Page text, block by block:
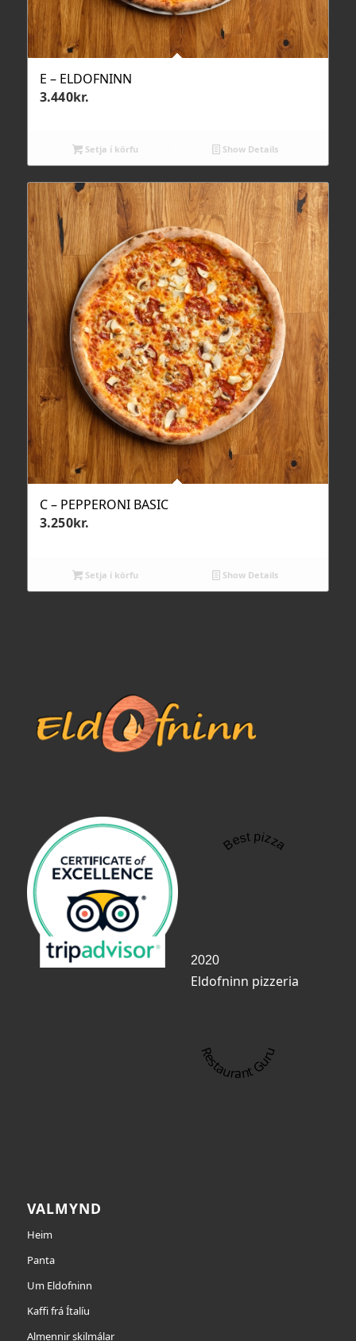
E – ELDOFNINN
3.440kr.
Setja í körfu Show Details
C – PEPPERONI BASIC
3.250kr.
Setja í körfu Show Details
Best pizza
2020
Eldofninn pizzeria
Restaurant Guru
VALMYND
Heim
Panta
Um Eldofninn
Kaffi frá Ítalíu
Almennir skilmálar